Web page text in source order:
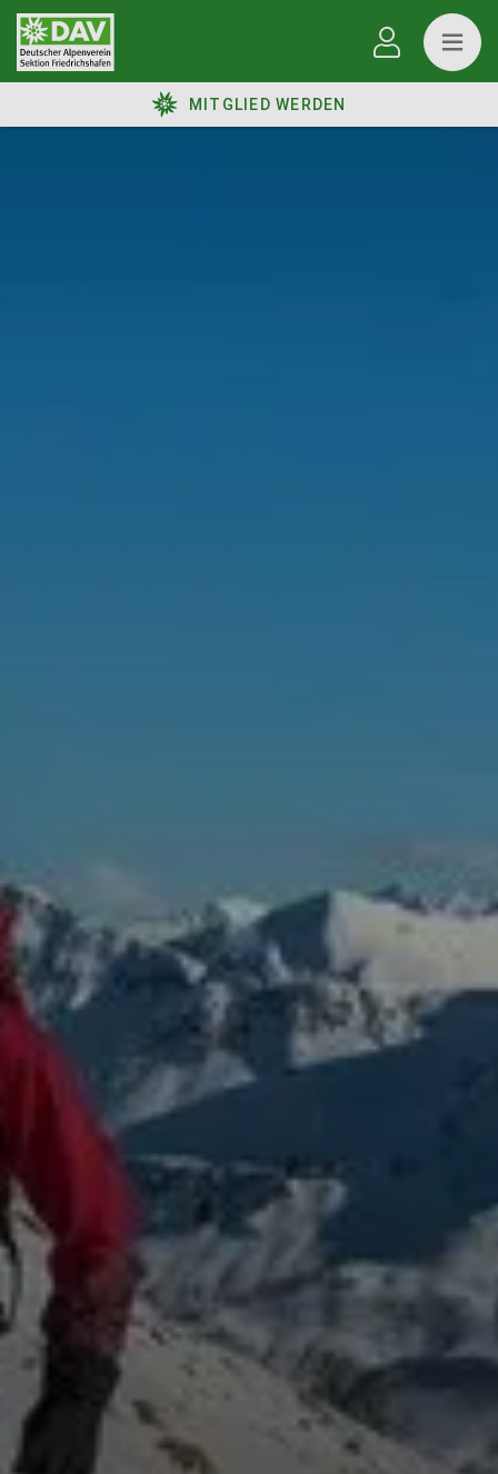
MITGLIED WERDEN
© DAV / Illustration: Georg Sojer
© DAV / Illustration: Georg Sojer
© DAV/Daniel Hug